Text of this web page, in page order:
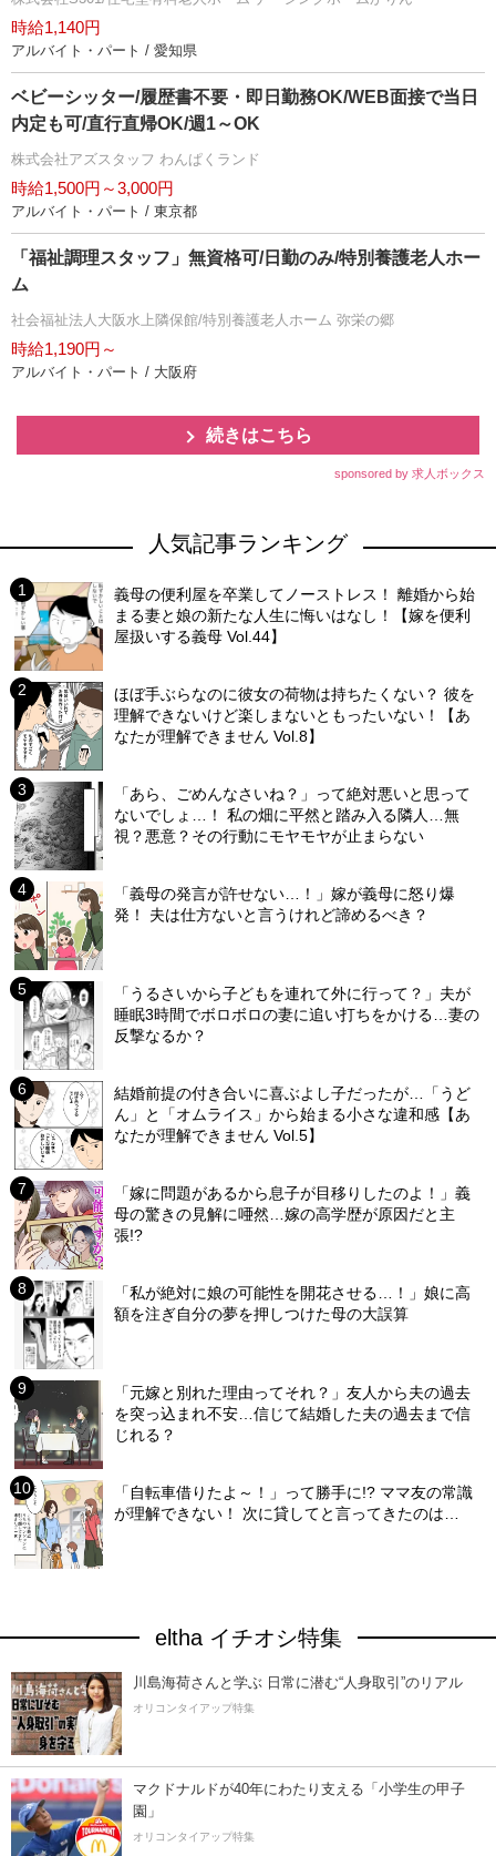
時給1,140円
アルバイト・パート / 愛知県
ベビーシッター/履歴書不要・即日勤務OK/WEB面接で当日
内定も可/直行直帰OK/週1～OK
株式会社アズスタッフ わんぱくランド
時給1,500円～3,000円
アルバイト・パート / 東京都
「福祉調理スタッフ」無資格可/日勤のみ/特別養護老人ホー
ム
社会福祉法人大阪水上隣保館/特別養護老人ホーム 弥栄の郷
時給1,190円～
アルバイト・パート / 大阪府
続きはこちら
sponsored by 求人ボックス
人気記事ランキング
義母の便利屋を卒業してノーストレス！ 離婚から始
まる妻と娘の新たな人生に悔いはなし！【嫁を便利
屋扱いする義母 Vol.44】
ほぼ手ぶらなのに彼女の荷物は持ちたくない？ 彼を
理解できないけど楽しまないともったいない！【あ
なたが理解できません Vol.8】
「あら、ごめんなさいね？」って絶対悪いと思って
ないでしょ…！ 私の畑に平然と踏み入る隣人…無
視？悪意？その行動にモヤモヤが止まらない
「義母の発言が許せない…！」嫁が義母に怒り爆
発！ 夫は仕方ないと言うけれど諦めるべき？
「うるさいから子どもを連れて外に行って？」夫が
睡眠3時間でボロボロの妻に追い打ちをかける…妻の
反撃なるか？
結婚前提の付き合いに喜ぶよし子だったが…「うど
ん」と「オムライス」から始まる小さな違和感【あ
なたが理解できません Vol.5】
「嫁に問題があるから息子が目移りしたのよ！」義
母の驚きの見解に唖然…嫁の高学歴が原因だと主
張!?
「私が絶対に娘の可能性を開花させる…！」娘に高
額を注ぎ自分の夢を押しつけた母の大誤算
「元嫁と別れた理由ってそれ？」友人から夫の過去
を突っ込まれ不安…信じて結婚した夫の過去まで信
じれる？
「自転車借りたよ～！」って勝手に!? ママ友の常識
が理解できない！ 次に貸してと言ってきたのは…
eltha イチオシ特集
川島海荷さんと学ぶ 日常に潜む“人身取引”のリアル
オリコンタイアップ特集
マクドナルドが40年にわたり支える「小学生の甲子
園」
オリコンタイアップ特集